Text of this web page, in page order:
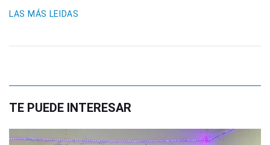
LAS MÁS LEIDAS
TE PUEDE INTERESAR